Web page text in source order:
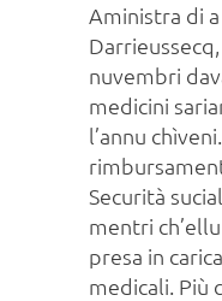
Aministra di
nuvembri
medicini
l’annu
Securità
mentri
presa in
medicali. Più